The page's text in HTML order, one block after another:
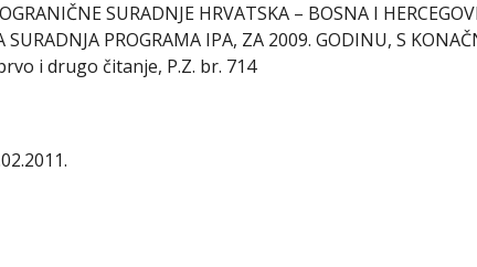
SURADNJE HRVATSKA – BOSNA I
PROGRAMA IPA, ZA 2009. GODINU, S
i drugo čitanje, P.Z. br. 714